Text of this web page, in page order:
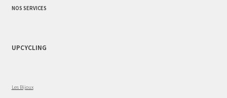
NOS SERVICES
UPCYCLING
Les Bijoux